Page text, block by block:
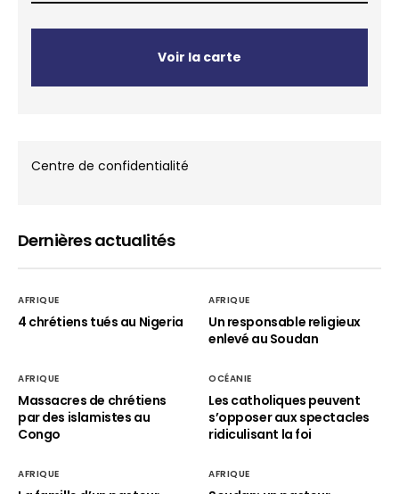
Voir la carte
Centre de confidentialité
Dernières actualités
AFRIQUE
4 chrétiens tués au Nigeria
AFRIQUE
Un responsable religieux
enlevé au Soudan
AFRIQUE
Massacres de chrétiens
par des islamistes au
Congo
OCÉANIE
Les catholiques peuvent
s’opposer aux spectacles
ridiculisant la foi
AFRIQUE AFRIQUE